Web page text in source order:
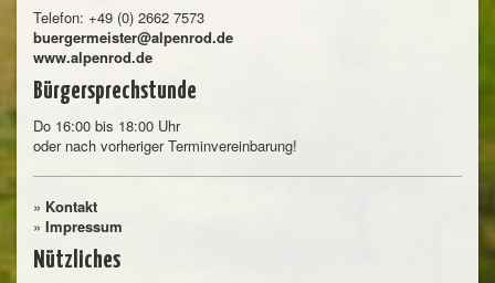
Telefon: +49 (0) 2662 7573
buergermeister@alpenrod.de
www.alpenrod.de
Bürgersprechstunde
Do 16:00 bis 18:00 Uhr
oder nach vorheriger Terminvereinbarung!
» Kontakt
» Impressum
Nützliches